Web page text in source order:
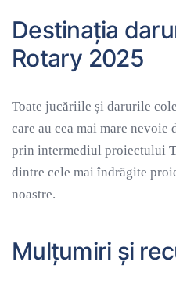
Destinația
Rotary 2025
Toate jucăriile și darurile
care au cea mai mare nevoie
prin intermediul proiectului
dintre cele mai îndrăgite
noastre.
Mulțumiri și